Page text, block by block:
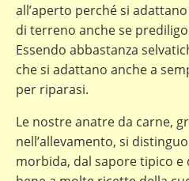
all’aperto perché si
di terreno anche se
Essendo abbastanza
che si adattano anche a
per riparasi.
Le nostre anatre da carne,
nell’allevamento, si
morbida, dal sapore tipico e